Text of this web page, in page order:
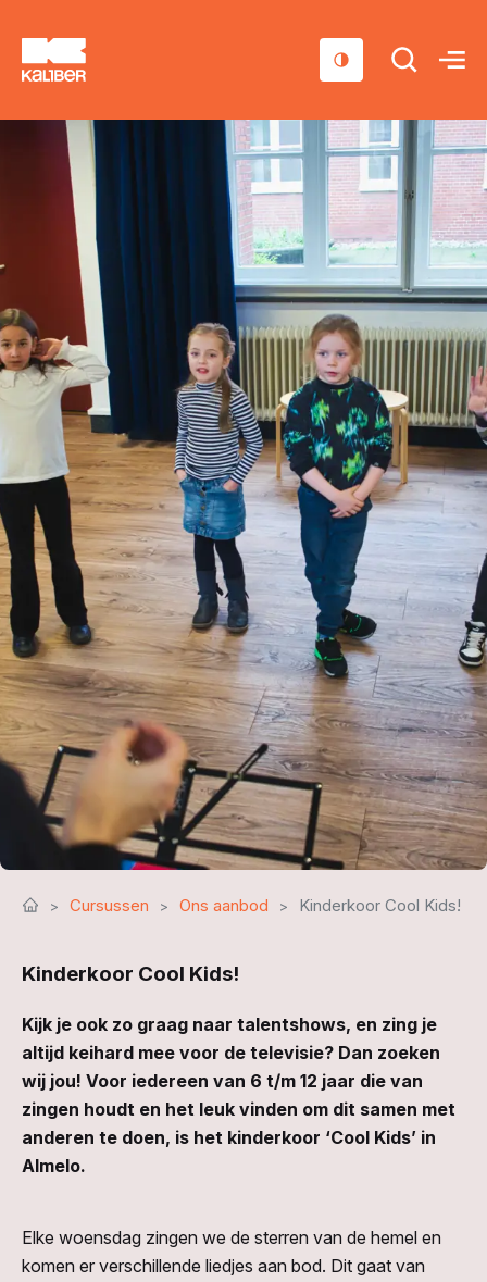
Cursussen
Scholen
Sociaal domein
Over ons
Nieuws & Agenda
Contact
Cursussen Ons aanbod Kinderkoor Cool Kids!
Kinderkoor Cool Kids!
Kijk je ook zo graag naar talentshows, en zing je
altijd keihard mee voor de televisie? Dan zoeken
wij jou! Voor iedereen van 6 t/m 12 jaar die van
zingen houdt en het leuk vinden om dit samen met
anderen te doen, is het kinderkoor ‘Cool Kids’ in
Almelo.
Elke woensdag zingen we de sterren van de hemel en
komen er verschillende liedjes aan bod. Dit gaat van